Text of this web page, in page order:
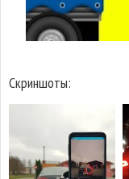
Скриншоты: